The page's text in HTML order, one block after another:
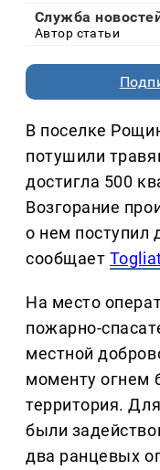
Служба
Автор статьи
В поселке
потушили
достигла 500
Возгорание
о нем поступил
сообщает
На место
пожарно-
местной
моменту огнем
территория.
были
два ранцевых